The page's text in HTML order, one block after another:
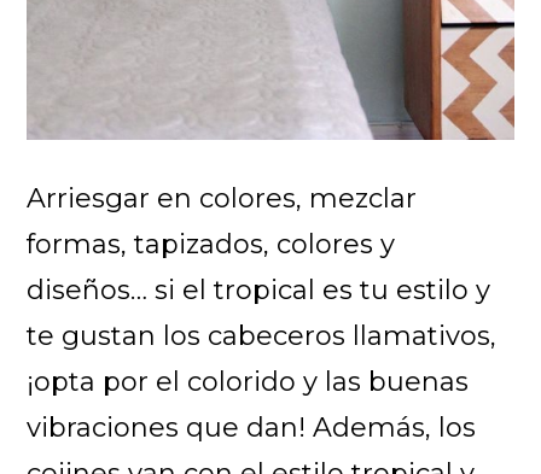
Arriesgar en colores, mezclar
formas, tapizados, colores y
diseños… si el tropical es tu estilo y
te gustan los cabeceros llamativos,
¡opta por el colorido y las buenas
vibraciones que dan! Además, los